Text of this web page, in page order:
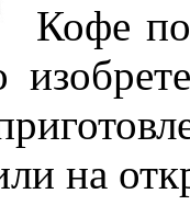
Кофе
на